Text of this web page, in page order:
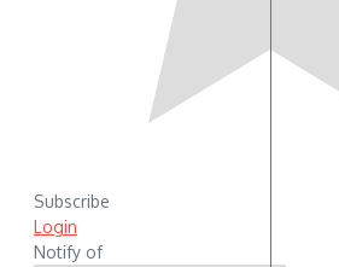
Subscribe
Login
Notify of